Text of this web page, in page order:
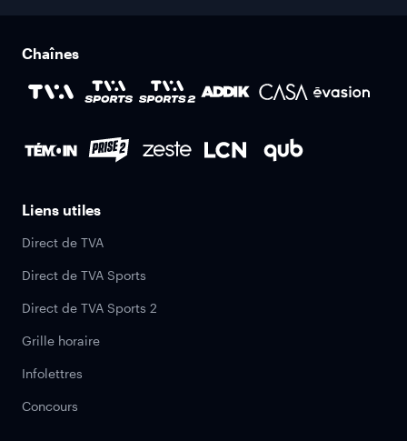
Chaînes
Liens utiles
Direct de TVA
Direct de TVA Sports
Direct de TVA Sports 2
Grille horaire
Infolettres
Concours